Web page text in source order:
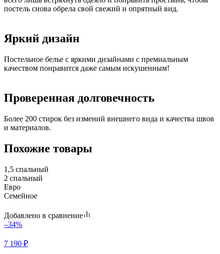
постель снова обрела свой свежий и опрятный вид.
Яркий дизайн
Постельное белье с яркими дизайнами с премиальным
качеством понравится даже самым искушенным!
Проверенная долговечность
Более 200 стирок без измений внешнего вида и качества швов
и материалов.
Похожие товары
1,5 спальный
2 спальный
Евро
Семейное
Добавлено в сравнение
–34%
7 190 ₽